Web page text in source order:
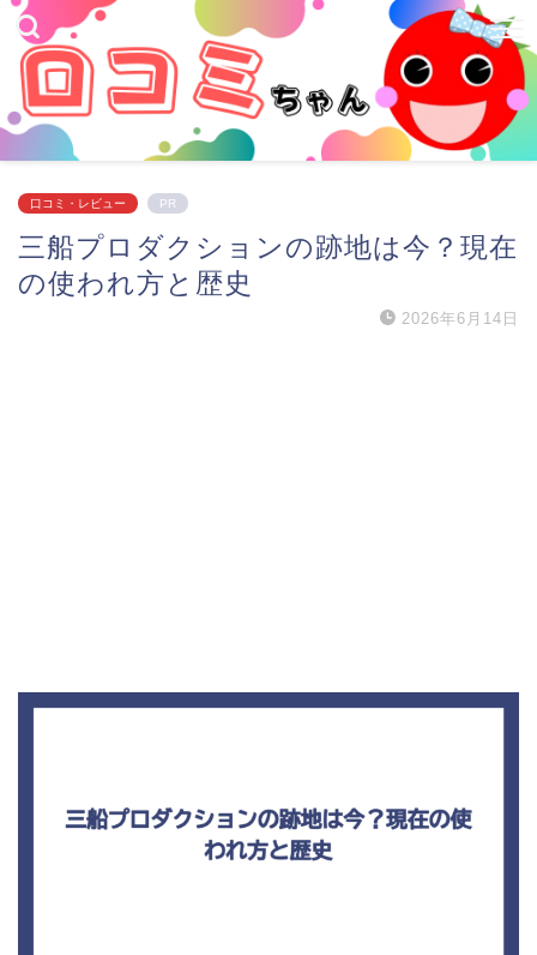
口コミ・レビュー PR
三船プロダクションの跡地は今？現在
の使われ方と歴史
2026年6月14日